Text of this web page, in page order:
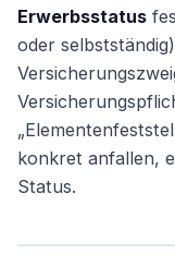
Erwerbsstatus
oder
konkret anfallen,
Status.